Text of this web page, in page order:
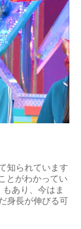
知られています
とがわかってい
あり、今はま
身長が伸びる可